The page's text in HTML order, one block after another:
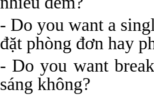
- Do you want a
đặt phòng đơn hay
- Do you want
sáng không?